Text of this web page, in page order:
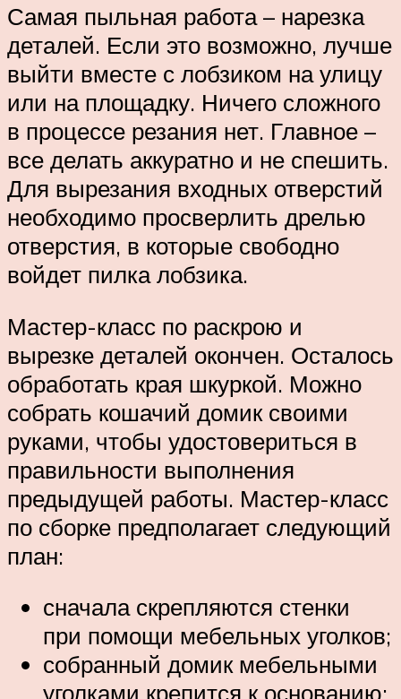
Самая пыльная работа – нарезка
деталей. Если это возможно, лучше
выйти вместе с лобзиком на улицу
или на площадку. Ничего сложного
в процессе резания нет. Главное –
все делать аккуратно и не спешить.
Для вырезания входных отверстий
необходимо просверлить дрелью
отверстия, в которые свободно
войдет пилка лобзика.
Мастер-класс по раскрою и
вырезке деталей окончен. Осталось
обработать края шкуркой. Можно
собрать кошачий домик своими
руками, чтобы удостовериться в
правильности выполнения
предыдущей работы. Мастер-класс
по сборке предполагает следующий
план:
сначала скрепляются стенки
при помощи мебельных уголков;
собранный домик мебельными
уголками крепится к основанию;